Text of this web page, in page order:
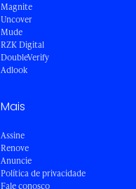
Magnite
Uncover
Mude
RZK Digital
DoubleVerify
Adlook
Mais
Assine
Renove
Anuncie
Política de privacidade
Fale conosco